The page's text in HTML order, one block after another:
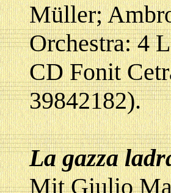
Müller;
Orchestra: 4
CD Fonit
39842182).
La gazza
Mit Giulio